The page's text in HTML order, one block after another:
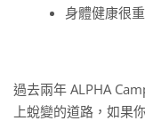
身體健康很
過去兩年 ALPHA
上蛻變的道路，如果